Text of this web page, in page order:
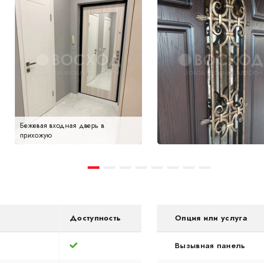
Бежевая входная дверь в
прихожую
Доступность Опция или услуга
Вызывная панель